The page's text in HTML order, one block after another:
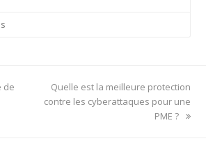
de
next
post:
Quelle est la meilleure protection
contre les cyberattaques pour une
PME ?